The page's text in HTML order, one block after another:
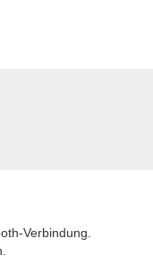
Verbindung.